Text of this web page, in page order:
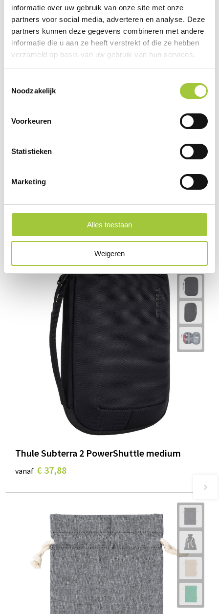
informatie over uw gebruik van onze site met onze
partners voor social media, adverteren en analyse. Deze
partners kunnen deze gegevens combineren met andere
informatie die u aan ze heeft verstrekt of die ze hebben
verzameld op basis van uw gebruik van hun services.
Noodzakelijk
Voorkeuren
Statistieken
Marketing
Alles toestaan
Weigeren
vanaf € 5,55
Thule Subterra 2 PowerShuttle medium
vanaf € 37,88